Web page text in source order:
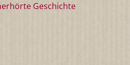
Geschichte